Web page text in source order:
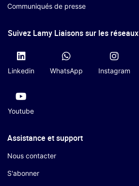
Communiqués de presse
Suivez Lamy Liaisons sur les réseaux
Linkedin WhatsApp Instagram
Youtube
Assistance et support
Nous contacter
S'abonner